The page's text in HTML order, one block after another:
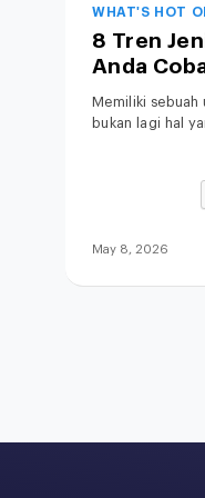
WHAT'S HOT
8 Tren
Anda
Memiliki sebuah
bukan lagi hal
terbukanya
kesempatan
kecil sekalipun.
juga dari
May 8, 2026